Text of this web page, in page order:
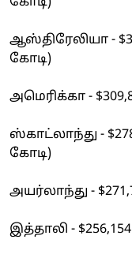
ஆஸ்திரேலியா -
கோடி)
அமெரிக்கா -
ஸ்காட்லாந்து -
கோடி)
அயர்லாந்து -
இத்தாலி -